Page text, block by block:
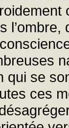
qui se
ces